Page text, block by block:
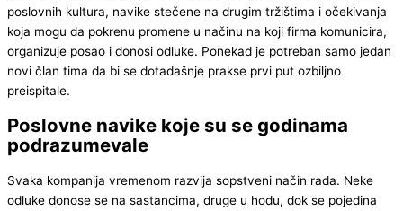
poslovnih kultura, navike stečene na drugim tržištima i očekivanja
koja mogu da pokrenu promene u načinu na koji firma komunicira,
organizuje posao i donosi odluke. Ponekad je potreban samo jedan
novi član tima da bi se dotadašnje prakse prvi put ozbiljno
preispitale.
Poslovne navike koje su se godinama
podrazumevale
Svaka kompanija vremenom razvija sopstveni način rada. Neke
odluke donose se na sastancima, druge u hodu, dok se pojedina